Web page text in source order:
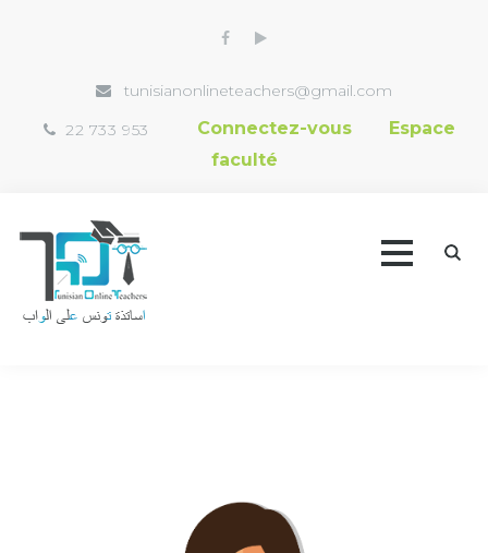
tunisianonlineteachers@gmail.com
22 733 953
Connectez-vous
Espace
faculté